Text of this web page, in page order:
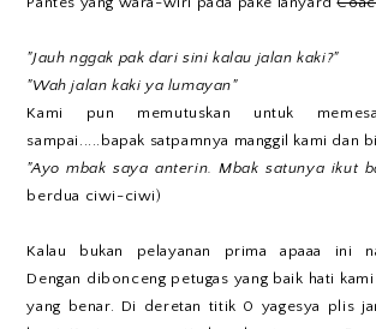
"Jauh nggak pak dari sini kalau jalan kaki?"
"Wah jalan kaki ya lumayan"
Kami pun memutuskan untuk
sampai.....bapak satpamnya manggil kami dan
"Ayo mbak saya anterin. Mbak satunya ikut
berdua ciwi-ciwi)
Kalau bukan pelayanan prima apaaa ini
Dengan dibonceng petugas yang baik hati
yang benar. Di deretan titik 0 yagesya plis